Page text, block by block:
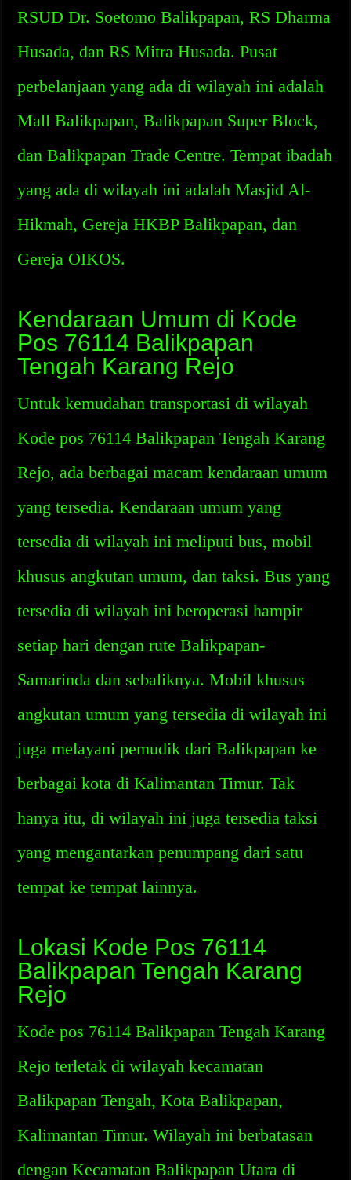
RSUD Dr. Soetomo Balikpapan, RS Dharma
Husada, dan RS Mitra Husada. Pusat
perbelanjaan yang ada di wilayah ini adalah
Mall Balikpapan, Balikpapan Super Block,
dan Balikpapan Trade Centre. Tempat ibadah
yang ada di wilayah ini adalah Masjid Al-
Hikmah, Gereja HKBP Balikpapan, dan
Gereja OIKOS.
Kendaraan Umum di Kode
Pos 76114 Balikpapan
Tengah Karang Rejo
Untuk kemudahan transportasi di wilayah
Kode pos 76114 Balikpapan Tengah Karang
Rejo, ada berbagai macam kendaraan umum
yang tersedia. Kendaraan umum yang
tersedia di wilayah ini meliputi bus, mobil
khusus angkutan umum, dan taksi. Bus yang
tersedia di wilayah ini beroperasi hampir
setiap hari dengan rute Balikpapan-
Samarinda dan sebaliknya. Mobil khusus
angkutan umum yang tersedia di wilayah ini
juga melayani pemudik dari Balikpapan ke
berbagai kota di Kalimantan Timur. Tak
hanya itu, di wilayah ini juga tersedia taksi
yang mengantarkan penumpang dari satu
tempat ke tempat lainnya.
Lokasi Kode Pos 76114
Balikpapan Tengah Karang
Rejo
Kode pos 76114 Balikpapan Tengah Karang
Rejo terletak di wilayah kecamatan
Balikpapan Tengah, Kota Balikpapan,
Kalimantan Timur. Wilayah ini berbatasan
dengan Kecamatan Balikpapan Utara di